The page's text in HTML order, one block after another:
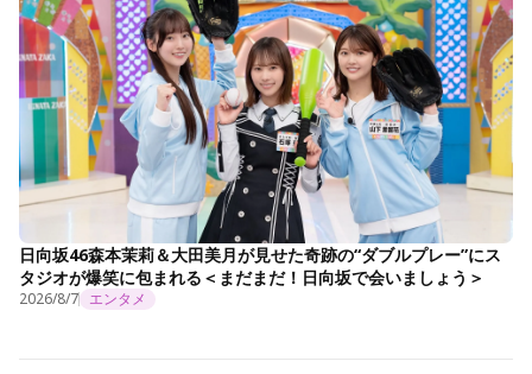
日向坂46森本茉莉＆大田美月が見せた奇跡の“ダブルプレー”にス
タジオが爆笑に包まれる＜まだまだ！日向坂で会いましょう＞
2026/8/7 エンタメ